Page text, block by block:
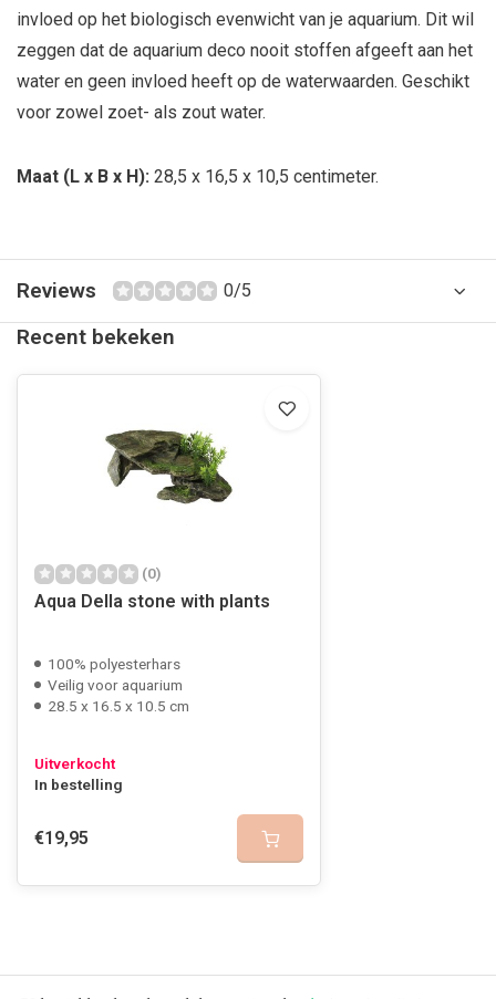
invloed op het biologisch evenwicht van je aquarium. Dit wil
zeggen dat de aquarium deco nooit stoffen afgeeft aan het
water en geen invloed heeft op de waterwaarden. Geschikt
voor zowel zoet- als zout water.
Maat (L x B x H): 28,5 x 16,5 x 10,5 centimeter.
Reviews 0/5
Recent bekeken
(0)
Aqua Della stone with plants
100% polyesterhars
Veilig voor aquarium
28.5 x 16.5 x 10.5 cm
Uitverkocht
In bestelling
€19,95